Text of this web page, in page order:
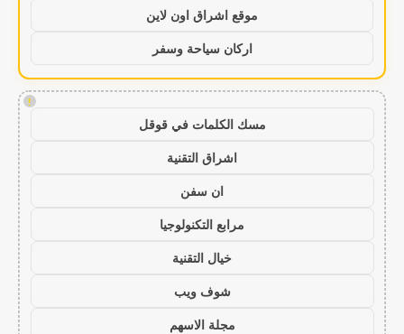
موقع اشراق اون لاين
اركان سياحة وسفر
!
مسك الكلمات في قوقل
اشراق التقنية
ان سفن
مرابع التكنولوجيا
خيال التقنية
شوف ويب
مجلة الاسهم